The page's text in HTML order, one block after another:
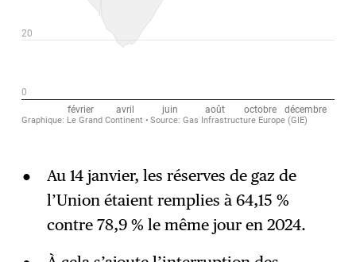
Au 14 janvier, les réserves de gaz de
l’Union étaient remplies à 64,15 %
contre 78,9 % le même jour en 2024.